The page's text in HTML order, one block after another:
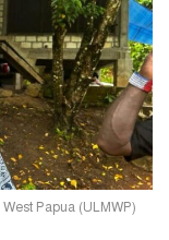
Papua (ULMWP)